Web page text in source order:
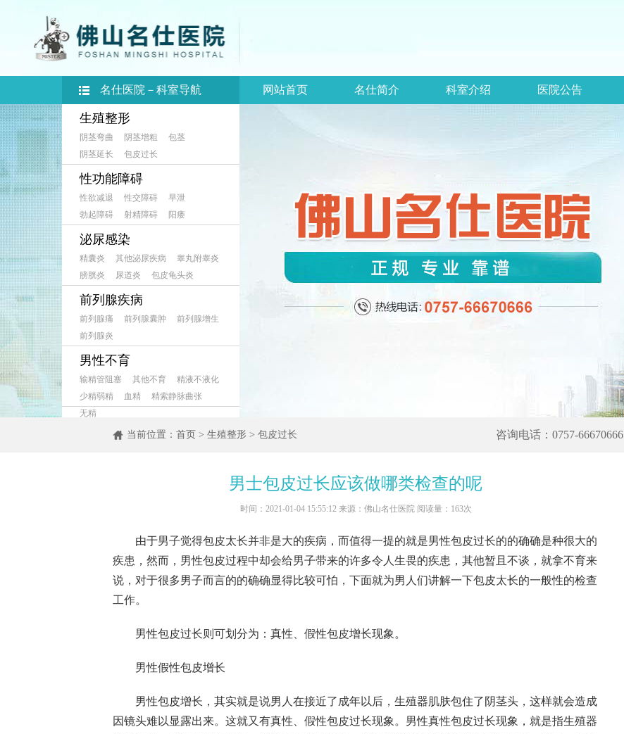
生殖整形
阴茎弯曲 阴茎增粗
包茎
阴茎延长
包皮过长
性功能障碍
性欲减退 性交障碍
早泄
勃起障碍
射精障碍 阳痿
泌尿感染
精囊炎 其他泌尿疾病
睾丸附睾炎
膀胱炎
尿道炎 包皮龟头炎
前列腺疾病
前列腺痛 前列腺囊肿
前列腺增生
前列腺炎
男性不育
输精管阻塞 其他不育
精液不液化
少精弱精
血精
精索静脉曲张
无精
名仕医院－科室导航 网站首页 名仕简介 科室介绍 医院公告
咨询电话：0757-66670666
当前位置： 首页 > 生殖整形 > 包皮过长
男士包皮过长应该做哪类检查的呢
时间：2021-01-04 15:55:12 来源：佛山名仕医院 阅读量：163次
由于男子觉得包皮太长并非是大的疾病，而值得一提的就是男性包皮过长的的确确是种很大的
疾患，然而，男性包皮过程中却会给男子带来的许多令人生畏的疾患，其他暂且不谈，就拿不育来
说，对于很多男子而言的的确确显得比较可怕，下面就为男人们讲解一下包皮太长的一般性的检查
工作。
男性包皮过长则可划分为：真性、假性包皮增长现象。
男性假性包皮增长
男性包皮增长，其实就是说男人在接近了成年以后，生殖器肌肤包住了阴茎头，这样就会造成
因镜头难以显露出来。这就又有真性、假性包皮过长现象。男性真性包皮过长现象，就是指生殖器